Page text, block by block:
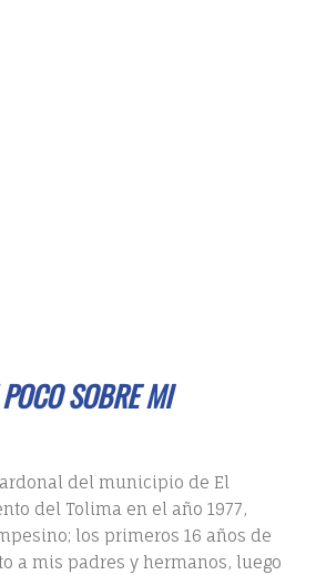
SOBRE MI
del municipio de El
del Tolima en el año 1977,
los primeros 16 años de
a mis padres y hermanos, luego